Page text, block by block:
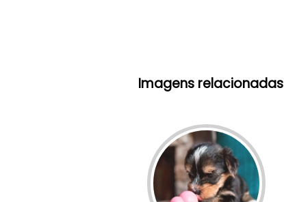
Imagens relacionadas